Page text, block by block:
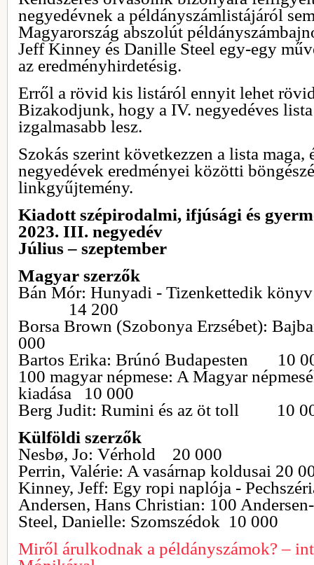
negyedévnek a példányszámlistájáról
Magyarország abszolút
Jeff Kinney és Danille Steel egy-egy
az eredményhirdetésig.
Erről a rövid kis listáról ennyit lehet
Bizakodjunk, hogy a IV. negyedéves lista
izgalmasabb lesz.
Szokás szerint következzen a lista maga,
negyedévek eredményei közötti
linkgyűjtemény.
Kiadott szépirodalmi, ifjúsági és
2023. III. negyedév
Július – szeptember
Magyar szerzők
Bán Mór: Hunyadi - Tizenkettedik
14 200
Borsa Brown (Szobonya Erzsébet):
000
Bartos Erika: Brúnó Budapesten 10
100 magyar népmese: A Magyar
kiadása 10 000
Berg Judit: Rumini és az öt toll 10
Külföldi szerzők
Nesbø, Jo: Vérhold 20 000
Perrin, Valérie: A vasárnap koldusai 20
Kinney, Jeff: Egy ropi naplója -
Andersen, Hans Christian: 100
Steel, Danielle: Szomszédok 10 000
Miről árulkodnak a példányszámok? –